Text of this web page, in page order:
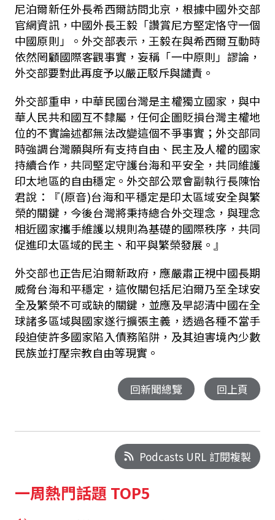
尼泊爾新任外長希西爾訪問北京，根據中國外交部
官網資訊，中國外長王毅「讚賞尼方堅定恪守一個
中國原則」。外交部表示，王毅在與希西爾互動時
依然罔顧國際客觀事實，妄稱「一中原則」謬論，
外交部要對此再度予以嚴正駁斥與譴責。
外交部重申，中華民國台灣是主權獨立國家，與中
華人民共和國互不隸屬，任何企圖貶損台灣主權地
位的不實論述都無法改變這個不爭事實；外交部同
時強調台灣願與所有支持自由、民主及人權的國家
持續合作，共同堅定守護台海和平安全，共同維護
印太地區的自由穩定。外交部公眾會副執行長陳怡
君說：『(原音)台海和平穩定是印太區域安全與繁
榮的關鍵，今後台灣將秉持總合外交理念，與理念
相近國家攜手維護以規則為基礎的國際秩序，共同
促進印太區域的民主、和平與繁榮發展。』
外交部也正告尼泊爾新政府，應嚴肅正視中國長期
威脅台海和平穩定，這攸關包括尼泊爾乃至全球安
全及繁榮不可或缺的關鍵，並應及早認清中國在全
球諸多區域與國家遂行擴張主義，透過各種不當手
段迫使許多國家陷入債務陷阱，及其迫害境內少數
民族並打壓宗教自由等現實。
回新聞總覽 回上頁
Podcasts URL 訂閱複製
一周熱門話題 TOP5